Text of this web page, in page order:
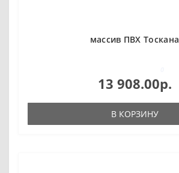
массив ПВХ Тоскана
13 908.00р.
В КОРЗИНУ